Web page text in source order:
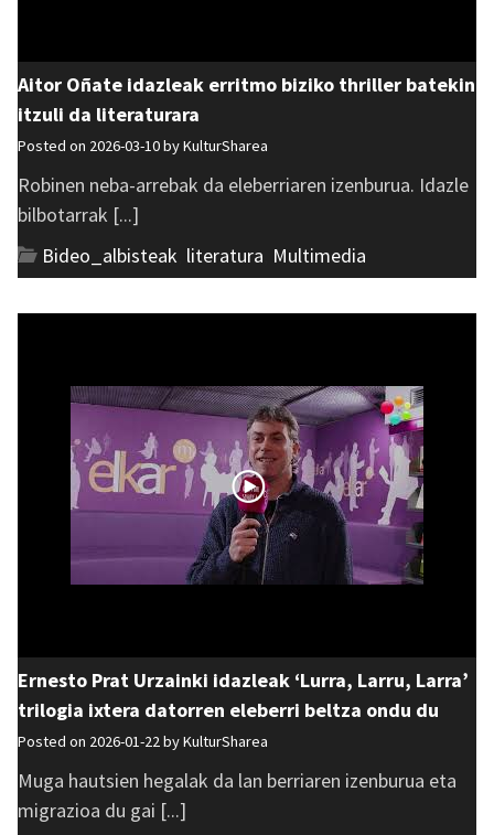
Aitor Oñate idazleak erritmo biziko thriller batekin
itzuli da literaturara
Posted on 2026-03-10 byKulturSharea
Robinen neba-arrebak da eleberriaren izenburua. Idazle
bilbotarrak [...]
Bideo_albisteak literatura Multimedia
Ernesto Prat Urzainki idazleak ‘Lurra, Larru, Larra’
trilogia ixtera datorren eleberri beltza ondu du
Posted on 2026-01-22 byKulturSharea
Muga hautsien hegalak da lan berriaren izenburua eta
migrazioa du gai [...]